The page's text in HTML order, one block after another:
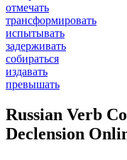
отмечать
трансформировать
испытывать
задерживать
собираться
издавать
превышать
Russian Verb
Declension